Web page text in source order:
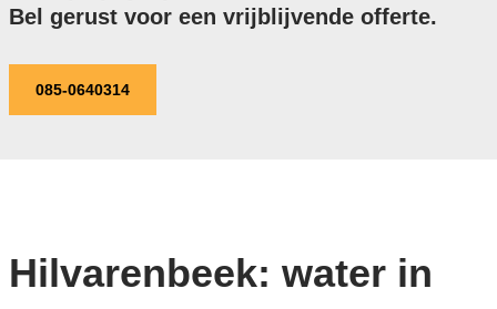
Bel gerust voor een vrijblijvende offerte.
085-0640314
Hilvarenbeek: water in